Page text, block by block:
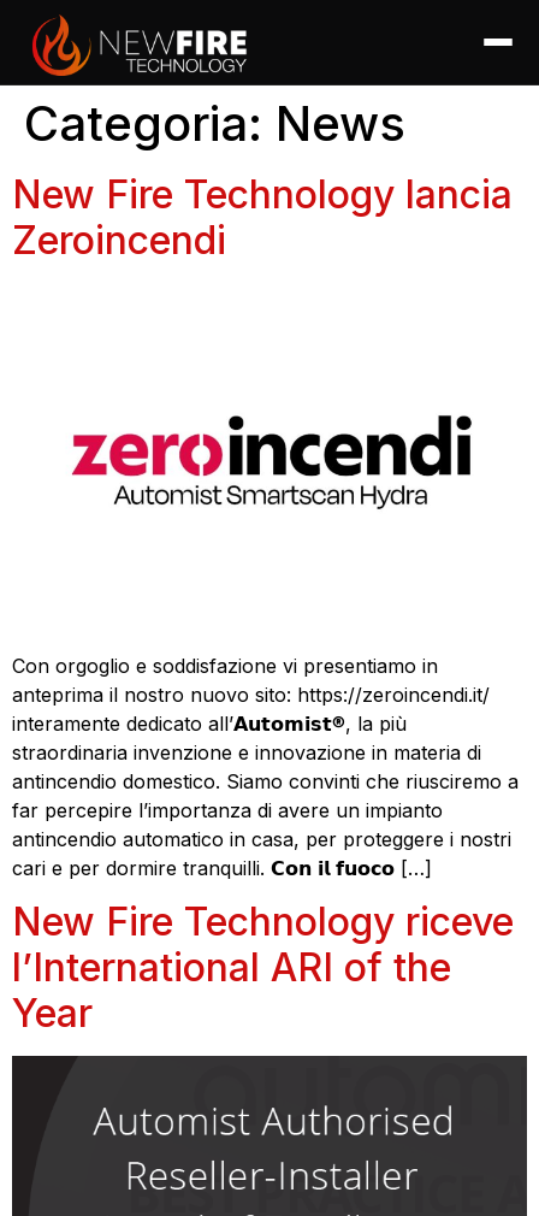
Categoria: News
New Fire Technology lancia
Zeroincendi
Con orgoglio e soddisfazione vi presentiamo in
anteprima il nostro nuovo sito: https://zeroincendi.it/
interamente dedicato all’𝗔𝘂𝘁𝗼𝗺𝗶𝘀𝘁®, la più
straordinaria invenzione e innovazione in materia di
antincendio domestico. Siamo convinti che riusciremo a
far percepire l’importanza di avere un impianto
antincendio automatico in casa, per proteggere i nostri
cari e per dormire tranquilli. 𝗖𝗼𝗻 𝗶𝗹 𝗳𝘂𝗼𝗰𝗼 […]
New Fire Technology riceve
l’International ARI of the
Year